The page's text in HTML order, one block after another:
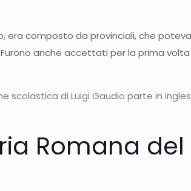
composto da provinciali, che
anche accettati per la prima
scolastica di Luigi Gaudio parte in
Romana